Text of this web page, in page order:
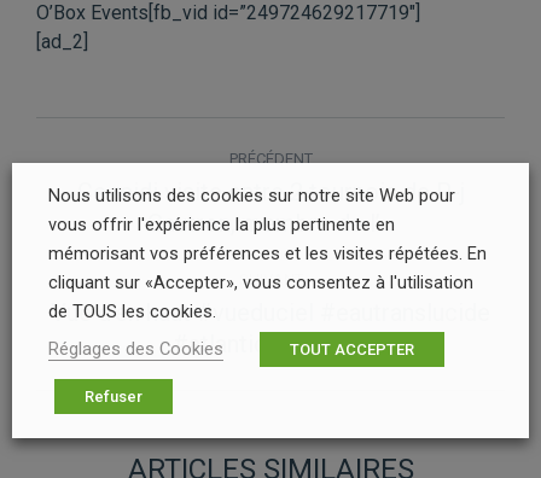
O’Box Events[fb_vid id=”249724629217719″]
[ad_2]
NAVIGATION
ARTICLE
PRÉCÉDENT
Article
précédent
:
Ce midi visite entre 2 tournois de P-j
Gautron, membre de l’…
SUIVANT
Article
suivant
Vue d’en haut #vueduciel #eautranslucide
#atlanticwakepar…
ARTICLES SIMILAIRES
Nous utilisons des cookies sur notre site Web pour
vous offrir l'expérience la plus pertinente en
mémorisant vos préférences et les visites répétées. En
cliquant sur «Accepter», vous consentez à l'utilisation
de TOUS les cookies.
Réglages des Cookies
TOUT ACCEPTER
Refuser